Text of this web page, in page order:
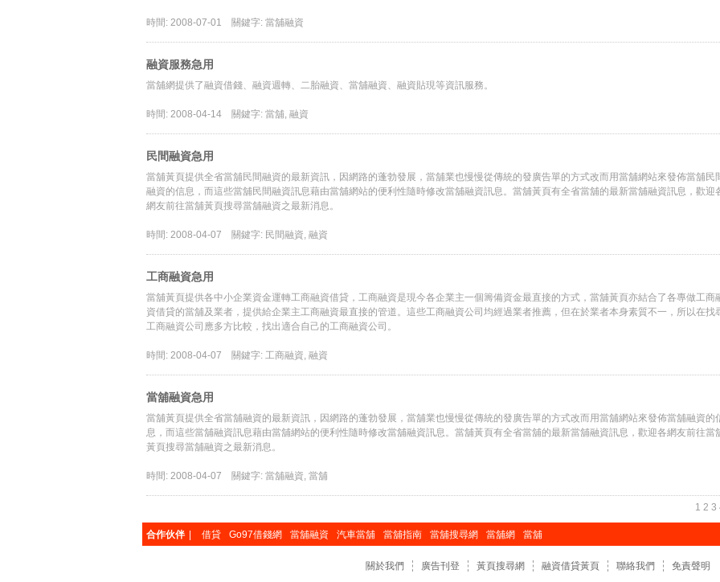
時間: 2008-07-01 關鍵字: 當舖融資
融資服務急用
當舖網提供了融資借錢、融資週轉、二胎融資、當舖融資、融資貼現等資訊服務。
時間: 2008-04-14 關鍵字: 當舖, 融資
民間融資急用
當舖黃頁提供全省當舖民間融資的最新資訊，因網路的蓬勃發展，當舖業也慢慢從傳統的發廣告單的方式改而用當舖網站來發佈當舖民
融資的信息，而這些當舖民間融資訊息藉由當舖網站的便利性隨時修改當舖融資訊息。當舖黃頁有全省當舖的最新當舖融資訊息，歡迎
網友前往當舖黃頁搜尋當舖融資之最新消息。
時間: 2008-04-07 關鍵字: 民間融資, 融資
工商融資急用
當舖黃頁提供各中小企業資金運轉工商融資借貸，工商融資是現今各企業主一個籌備資金最直接的方式，當舖黃頁亦結合了各專做工商
資借貸的當舖及業者，提供給企業主工商融資最直接的管道。這些工商融資公司均經過業者推薦，但在於業者本身素質不一，所以在找
工商融資公司應多方比較，找出適合自己的工商融資公司。
時間: 2008-04-07 關鍵字: 工商融資, 融資
當舖融資急用
當舖黃頁提供全省當舖融資的最新資訊，因網路的蓬勃發展，當舖業也慢慢從傳統的發廣告單的方式改而用當舖網站來發佈當舖融資的
息，而這些當舖融資訊息藉由當舖網站的便利性隨時修改當舖融資訊息。當舖黃頁有全省當舖的最新當舖融資訊息，歡迎各網友前往當
黃頁搜尋當舖融資之最新消息。
時間: 2008-04-07 關鍵字: 當舖融資, 當舖
1 2 3
合作伙伴 借貸 Go97借錢網 當舖融資 汽車當舖 當舖指南 當舖搜尋網 當舖網 當舖
關於我們 廣告刊登 黃頁搜尋網 融資借貸黃頁 聯絡我們 免責聲明